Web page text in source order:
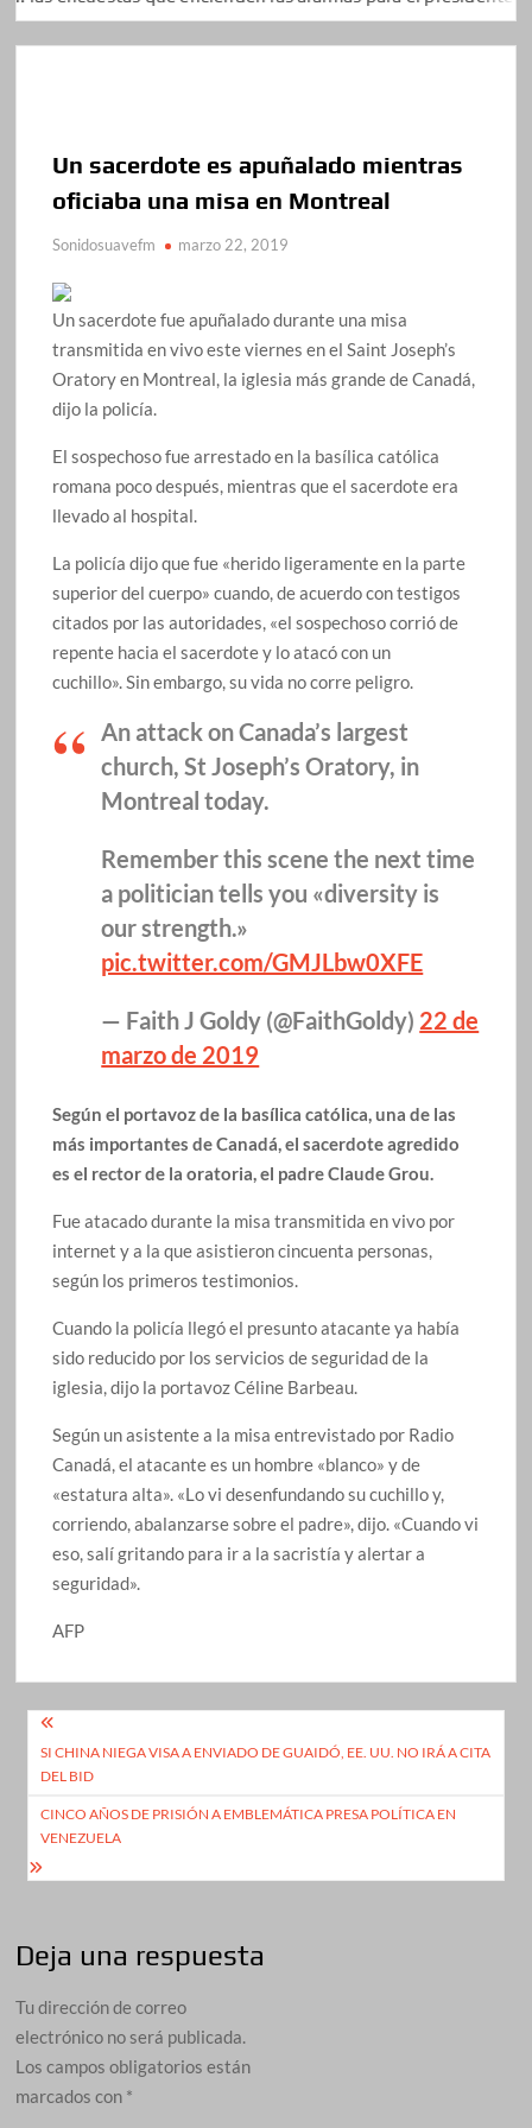
Un sacerdote es apuñalado mientras
oficiaba una misa en Montreal
Sonidosuavefm marzo 22, 2019
Un sacerdote fue apuñalado durante una misa
transmitida en vivo este viernes en el Saint Joseph’s
Oratory en Montreal, la iglesia más grande de Canadá,
dijo la policía.
El sospechoso fue arrestado en la basílica católica
romana poco después, mientras que el sacerdote era
llevado al hospital.
La policía dijo que fue «herido ligeramente en la parte
superior del cuerpo» cuando, de acuerdo con testigos
citados por las autoridades, «el sospechoso corrió de
repente hacia el sacerdote y lo atacó con un
cuchillo». Sin embargo, su vida no corre peligro.
An attack on Canada’s largest
church, St Joseph’s Oratory, in
Montreal today.
Remember this scene the next time
a politician tells you «diversity is
our strength.»
pic.twitter.com/GMJLbw0XFE
— Faith J Goldy (@FaithGoldy) 22 de
marzo de 2019
Según el portavoz de la basílica católica, una de las
más importantes de Canadá, el sacerdote agredido
es el rector de la oratoria, el padre Claude Grou.
Fue atacado durante la misa transmitida en vivo por
internet y a la que asistieron cincuenta personas,
según los primeros testimonios.
Cuando la policía llegó el presunto atacante ya había
sido reducido por los servicios de seguridad de la
iglesia, dijo la portavoz Céline Barbeau.
Según un asistente a la misa entrevistado por Radio
Canadá, el atacante es un hombre «blanco» y de
«estatura alta». «Lo vi desenfundando su cuchillo y,
corriendo, abalanzarse sobre el padre», dijo. «Cuando vi
eso, salí gritando para ir a la sacristía y alertar a
seguridad».
AFP
Navegación
de
entradas
SI CHINA NIEGA VISA A ENVIADO DE GUAIDÓ, EE. UU. NO IRÁ A CITA
DEL BID
CINCO AÑOS DE PRISIÓN A EMBLEMÁTICA PRESA POLÍTICA EN
VENEZUELA
Deja una respuesta
Tu dirección de correo
electrónico no será publicada.
Los campos obligatorios están
marcados con *